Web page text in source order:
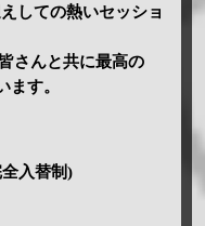
しての熱いセッショ
さんと共に最高の
す。
入替制)